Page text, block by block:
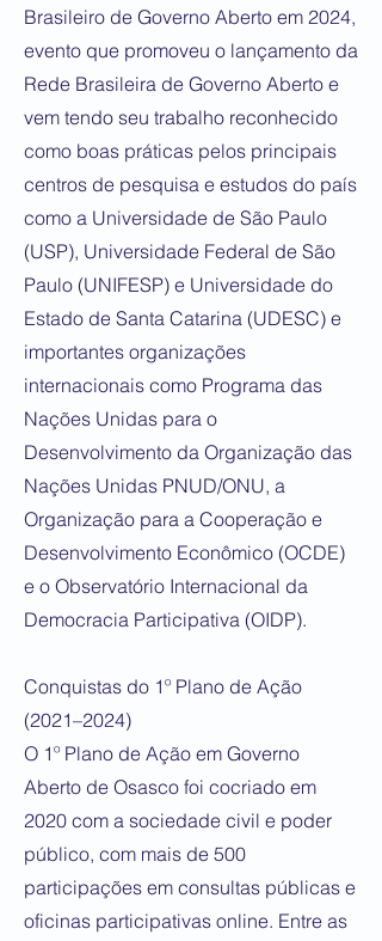
Brasileiro de Governo Aberto em 2024,
evento que promoveu o lançamento da
Rede Brasileira de Governo Aberto e
vem tendo seu trabalho reconhecido
como boas práticas pelos principais
centros de pesquisa e estudos do país
como a Universidade de São Paulo
(USP), Universidade Federal de São
Paulo (UNIFESP) e Universidade do
Estado de Santa Catarina (UDESC) e
importantes organizações
internacionais como Programa das
Nações Unidas para o
Desenvolvimento da Organização das
Nações Unidas PNUD/ONU, a
Organização para a Cooperação e
Desenvolvimento Econômico (OCDE)
e o Observatório Internacional da
Democracia Participativa (OIDP).
Conquistas do 1º Plano de Ação
(2021–2024)
O 1º Plano de Ação em Governo
Aberto de Osasco foi cocriado em
2020 com a sociedade civil e poder
público, com mais de 500
participações em consultas públicas e
oficinas participativas online. Entre as